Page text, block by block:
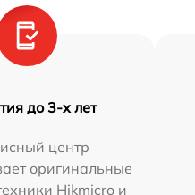
до 3-х лет
центр
оригинальные
Hikmicro и